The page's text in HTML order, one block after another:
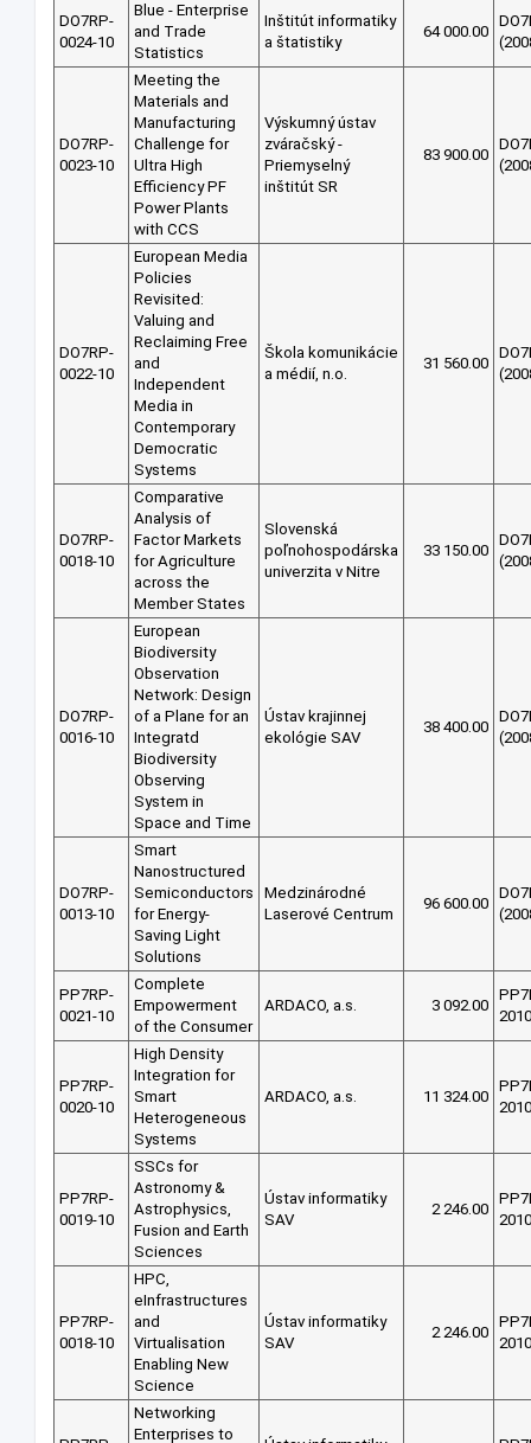
DO7RP-
0024-10
Blue - Enterprise
and Trade
Statistics
Inštitút informatiky
a štatistiky
64 000.00
DO7RP-
0023-10
Meeting the
Materials and
Manufacturing
Challenge for
Ultra High
Efficiency PF
Power Plants
with CCS
Výskumný ústav
zváračský -
Priemyselný
inštitút SR
83 900.00
DO7RP-
0022-10
European Media
Policies
Revisited:
Valuing and
Reclaiming Free
and
Independent
Media in
Contemporary
Democratic
Systems
Škola komunikácie
a médií, n.o.
31 560.00
DO7RP-
0018-10
Comparative
Analysis of
Factor Markets
for Agriculture
across the
Member States
Slovenská
poľnohospodárska
univerzita v Nitre
33 150.00
DO7RP-
0016-10
European
Biodiversity
Observation
Network: Design
of a Plane for an
Integratd
Biodiversity
Observing
System in
Space and Time
Ústav krajinnej
ekológie SAV
38 400.00
DO7RP-
0013-10
Smart
Nanostructured
Semiconductors
for Energy-
Saving Light
Solutions
Medzinárodné
Laserové Centrum
96 600.00
PP7RP-
0021-10
Complete
Empowerment
of the Consumer
ARDACO, a.s. 3 092.00
2010
PP7RP-
0020-10
High Density
Integration for
Smart
Heterogeneous
Systems
ARDACO, a.s. 11 324.00
2010
PP7RP-
0019-10
SSCs for
Astronomy &
Astrophysics,
Fusion and Earth
Sciences
Ústav informatiky
SAV
2 246.00
2010
PP7RP-
0018-10
HPC,
eInfrastructures
and
Virtualisation
Enabling New
Science
Ústav informatiky
SAV
2 246.00
2010
Networking
Enterprises to